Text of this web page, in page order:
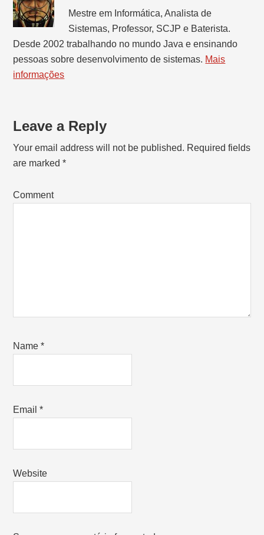
Mestre em Informática, Analista de
Sistemas, Professor, SCJP e Baterista.
Desde 2002 trabalhando no mundo Java e ensinando
pessoas sobre desenvolvimento de sistemas. Mais
informações
Reader
Interactions
Leave a Reply
Your email address will not be published. Required fields
are marked*
Comment
Name*
Email*
Website